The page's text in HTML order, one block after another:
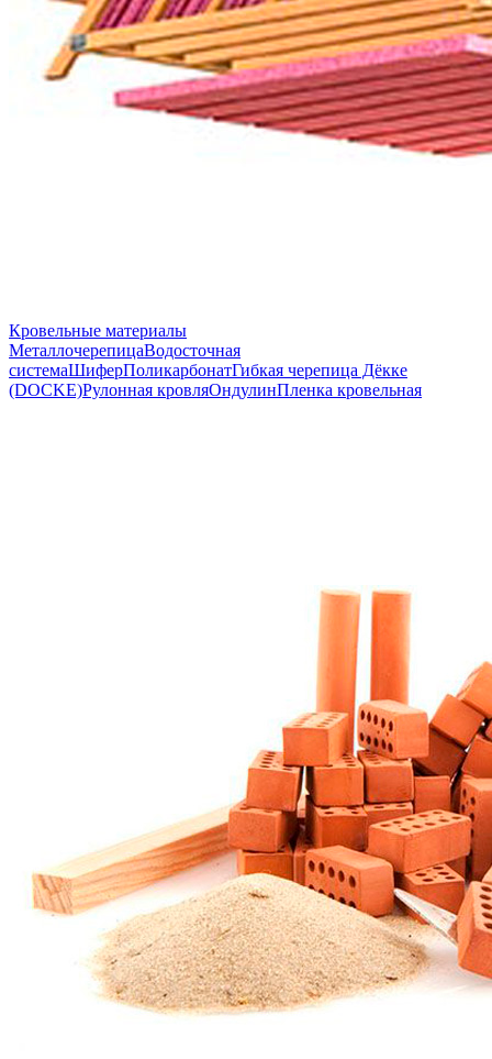
Кровельные материалы
МеталлочерепицаВодосточная
системаШиферПоликарбонатГибкая черепица Дёкке
(DOCKE)Рулонная кровляОндулинПленка кровельная